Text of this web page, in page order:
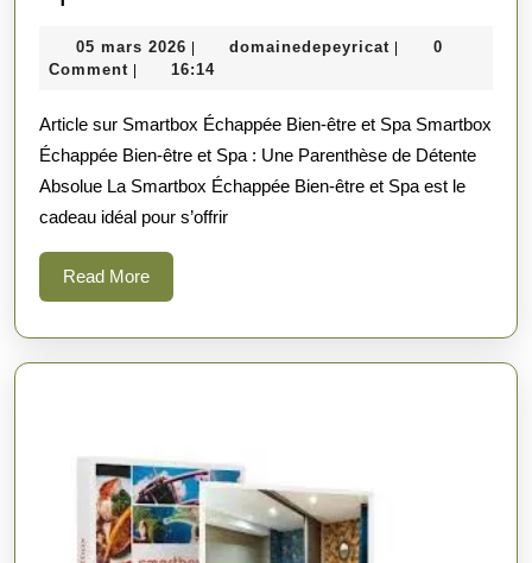
Bien-
et
Spa
avec
05 mars 2026 05
mars
domainedepeyricat
0
Comment
16:14
Article sur Smartbox Échappée Bien-être et Spa Smartbox
Échappée Bien-être et Spa : Une Parenthèse de Détente
Absolue La Smartbox Échappée Bien-être et Spa est le
cadeau idéal pour s’offrir
Read MoreRead
More